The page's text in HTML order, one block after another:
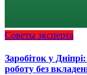
Советы эксперта
Заробіток у
роботу без